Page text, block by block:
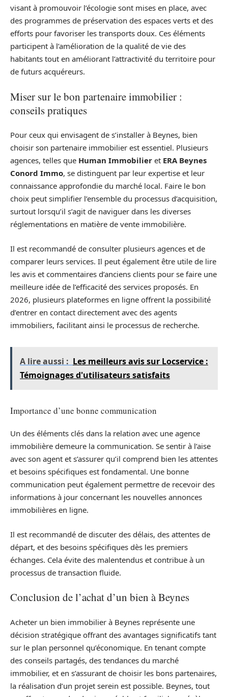
visant à promouvoir l’écologie sont mises en place, avec
des programmes de préservation des espaces verts et des
efforts pour favoriser les transports doux. Ces éléments
participent à l’amélioration de la qualité de vie des
habitants tout en améliorant l’attractivité du territoire pour
de futurs acquéreurs.
Miser sur le bon partenaire immobilier :
conseils pratiques
Pour ceux qui envisagent de s’installer à Beynes, bien
choisir son partenaire immobilier est essentiel. Plusieurs
agences, telles que Human Immobilier et ERA Beynes
Conord Immo, se distinguent par leur expertise et leur
connaissance approfondie du marché local. Faire le bon
choix peut simplifier l’ensemble du processus d’acquisition,
surtout lorsqu’il s’agit de naviguer dans les diverses
réglementations en matière de vente immobilière.
Il est recommandé de consulter plusieurs agences et de
comparer leurs services. Il peut également être utile de lire
les avis et commentaires d’anciens clients pour se faire une
meilleure idée de l’efficacité des services proposés. En
2026, plusieurs plateformes en ligne offrent la possibilité
d’entrer en contact directement avec des agents
immobiliers, facilitant ainsi le processus de recherche.
A lire aussi : Les meilleurs avis sur Locservice :
Témoignages d'utilisateurs satisfaits
Importance d’une bonne communication
Un des éléments clés dans la relation avec une agence
immobilière demeure la communication. Se sentir à l’aise
avec son agent et s’assurer qu’il comprend bien les attentes
et besoins spécifiques est fondamental. Une bonne
communication peut également permettre de recevoir des
informations à jour concernant les nouvelles annonces
immobilières en ligne.
Il est recommandé de discuter des délais, des attentes de
départ, et des besoins spécifiques dès les premiers
échanges. Cela évite des malentendus et contribue à un
processus de transaction fluide.
Conclusion de l’achat d’un bien à Beynes
Acheter un bien immobilier à Beynes représente une
décision stratégique offrant des avantages significatifs tant
sur le plan personnel qu’économique. En tenant compte
des conseils partagés, des tendances du marché
immobilier, et en s’assurant de choisir les bons partenaires,
la réalisation d’un projet serein est possible. Beynes, tout